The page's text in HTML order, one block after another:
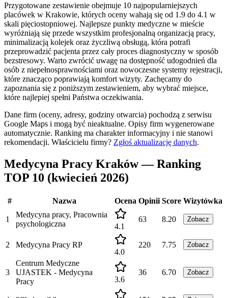
Przygotowane zestawienie obejmuje 10 najpopularniejszych
placówek w Krakowie, których oceny wahają się od 1.9 do 4.1 w
skali pięciostopniowej. Najlepsze punkty medyczne w mieście
wyróżniają się przede wszystkim profesjonalną organizacją pracy,
minimalizacją kolejek oraz życzliwą obsługą, która potrafi
przeprowadzić pacjenta przez cały proces diagnostyczny w sposób
bezstresowy. Warto zwrócić uwagę na dostępność udogodnień dla
osób z niepełnosprawnościami oraz nowoczesne systemy rejestracji,
które znacząco poprawiają komfort wizyty. Zachęcamy do
zapoznania się z poniższym zestawieniem, aby wybrać miejsce,
które najlepiej spełni Państwa oczekiwania.
Dane firm (oceny, adresy, godziny otwarcia) pochodzą z serwisu
Google Maps i mogą być nieaktualne. Opisy firm wygenerowane
automatycznie. Ranking ma charakter informacyjny i nie stanowi
rekomendacji. Właścicielu firmy? Zgłoś aktualizację danych.
Medycyna Pracy Kraków — Ranking
TOP 10 (kwiecień 2026)
# Nazwa Ocena Opinii Score Wizytówka
1
Medycyna pracy, Pracownia
psychologiczna
4.1
63 8.20 Zobacz
2
Medycyna Pracy RP
4.0
220 7.75 Zobacz
3
Centrum Medyczne
UJASTEK - Medycyna
Pracy
3.6
36 6.70 Zobacz